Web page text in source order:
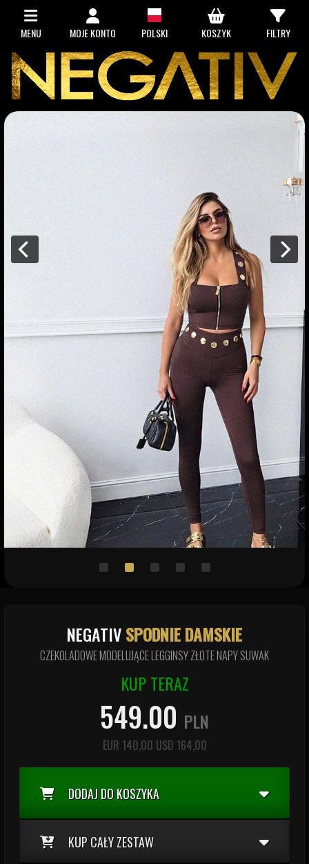
MENU MOJE KONTO POLSKI KOSZYK FILTRY
NEGATIVSPODNIE DAMSKIE
CZEKOLADOWE MODELUJĄCE LEGGINSY ZŁOTE NAPY SUWAK
KUP TERAZ
549.00 PLN
EUR 140,00 USD 164,00
DODAJ DO KOSZYKA
KUP CAŁY ZESTAW